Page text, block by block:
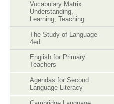
Vocabulary Matrix:
Understanding,
Learning, Teaching
The Study of Language
4ed
English for Primary
Teachers
Agendas for Second
Language Literacy